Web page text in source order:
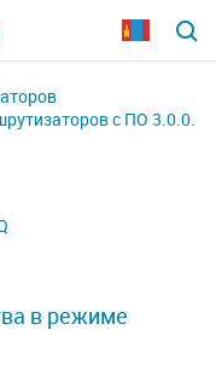
с ПО 3.0.0.
в режиме